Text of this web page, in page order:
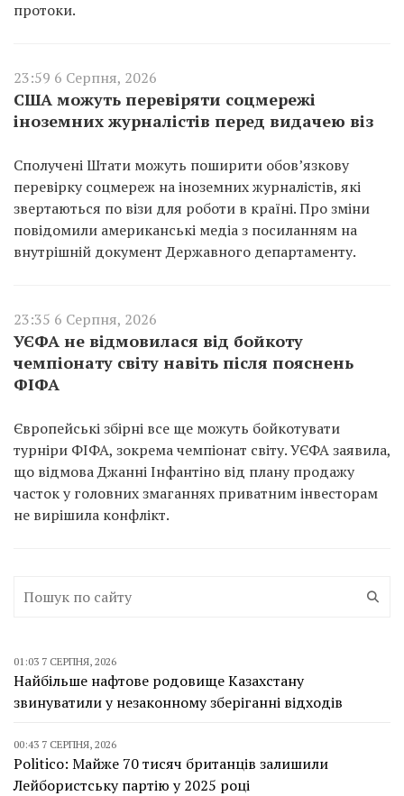
протоки.
23:59 6 Серпня, 2026
США можуть перевіряти соцмережі
іноземних журналістів перед видачею віз
Сполучені Штати можуть поширити обов’язкову
перевірку соцмереж на іноземних журналістів, які
звертаються по візи для роботи в країні. Про зміни
повідомили американські медіа з посиланням на
внутрішній документ Державного департаменту.
23:35 6 Серпня, 2026
УЄФА не відмовилася від бойкоту
чемпіонату світу навіть після пояснень
ФІФА
Європейські збірні все ще можуть бойкотувати
турніри ФІФА, зокрема чемпіонат світу. УЄФА заявила,
що відмова Джанні Інфантіно від плану продажу
часток у головних змаганнях приватним інвесторам
не вирішила конфлікт.
01:03 7 СЕРПНЯ, 2026
Найбільше нафтове родовище Казахстану
звинуватили у незаконному зберіганні відходів
00:43 7 СЕРПНЯ, 2026
Politico: Майже 70 тисяч британців залишили
Лейбористську партію у 2025 році